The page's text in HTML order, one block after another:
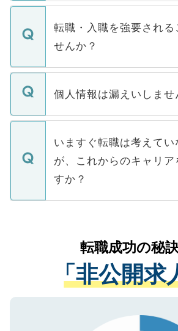
ます。通常、5営業日以内
いただきますので、しばら
マイナビDOCTORで取り
うち約3割は、Webサイト
けない「非公開求人」です
下記の理由によって、一般
ません。
■応募殺到を避けるため 人
関を公にしてしまうと、応
に、医療機関が求める条件
みを人材紹介会社に依頼す
ています。
転職・入職を強要される
せんか？
転職・入職を強要すること
ん。また、仮に応募先から
定を承諾する必要はありま
の辞退の連絡はキャリアパ
個人情報は漏えいしませ
個人情報が漏えいすること
で、ご安心ください。当サ
などで収集したご登録者様
ご本人のキャリアアップお
支援を目的に使用いたしま
ているすべての個人データ
は、個人情報の取り扱いに
管理基準を満たした事業者
る、プライバシーマークを
で、機密保持に関してもご
いますぐ転職は考えてい
が、これからのキャリア
すか？
かがいして、現在の医療機
経験をまじえながら、適切
させていただきます。すぐ
ない方には、長期的なサポ
ので、まずはご登録くださ
転職成功の秘
「非公開求